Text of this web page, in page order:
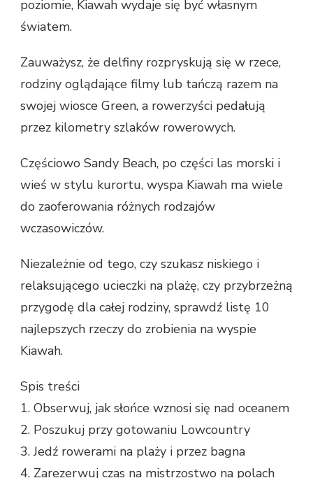
poziomie, Kiawah wydaje się być własnym
światem.
Zauważysz, że delfiny rozpryskują się w rzece,
rodziny oglądające filmy lub tańczą razem na
swojej wiosce Green, a rowerzyści pedałują
przez kilometry szlaków rowerowych.
Częściowo Sandy Beach, po części las morski i
wieś w stylu kurortu, wyspa Kiawah ma wiele
do zaoferowania różnych rodzajów
wczasowiczów.
Niezależnie od tego, czy szukasz niskiego i
relaksującego ucieczki na plażę, czy przybrzeżną
przygodę dla całej rodziny, sprawdź listę 10
najlepszych rzeczy do zrobienia na wyspie
Kiawah.
Spis treści
1. Obserwuj, jak słońce wznosi się nad oceanem
2. Poszukuj przy gotowaniu Lowcountry
3. Jedź rowerami na plaży i przez bagna
4. Zarezerwuj czas na mistrzostwo na polach